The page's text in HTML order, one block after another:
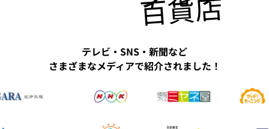
テレビ・SNS・新聞など
さまざまなメディアで紹介されました！